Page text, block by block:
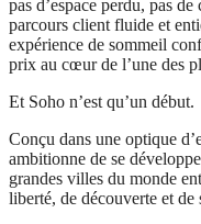
pas d’espace perdu, pas
parcours client fluide et
expérience de sommeil
prix au cœur de l’une des
Et Soho n’est qu’un début.
Conçu dans une optique
ambitionne de se
grandes villes du monde
liberté, de découverte et de